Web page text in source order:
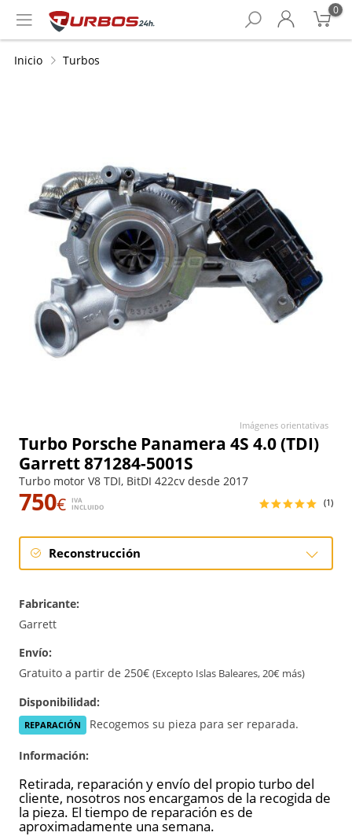
0
Inicio Turbos
Turbo Porsche Panamera 4S 4.0 (TDI)
Garrett 871284-5001S
Turbo motor V8 TDI, BitDI 422cv desde 2017
750€
IVA
INCLUIDO
(1)
Reconstrucción
Fabricante:
Garrett
Envío:
Gratuito a partir de 250€ (Excepto Islas Baleares, 20€ más)
Disponibilidad:
REPARACIÓN Recogemos su pieza para ser reparada.
Información:
Retirada, reparación y envío del propio turbo del
cliente, nosotros nos encargamos de la recogida de
la pieza. El tiempo de reparación es de
aproximadamente una semana.
Imágenes orientativas